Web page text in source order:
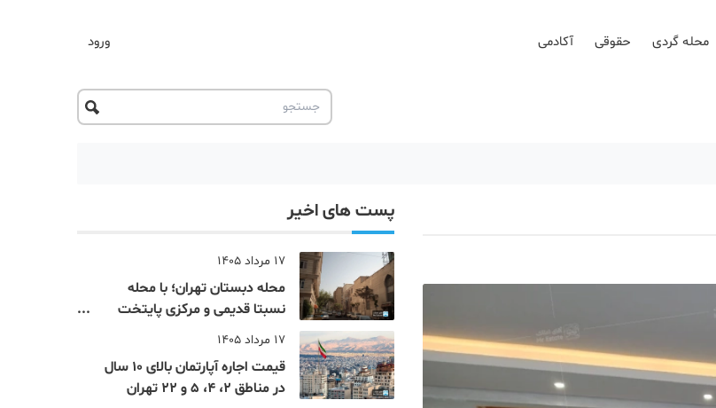
محله گردی حقوقی آکادمی ورود
پست های اخیر
17 مرداد 1405
محله دبستان تهران؛ با محله
نسبتا قدیمی و مرکزی پایتخت
آشنا شوید
17 مرداد 1405
قیمت اجاره آپارتمان بالای 10 سال
در مناطق 2، 4، 5 و 22 تهران